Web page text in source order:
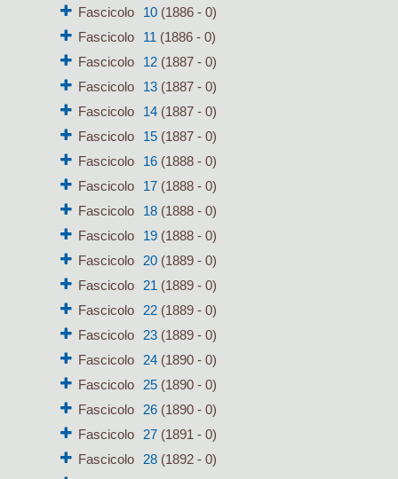
Fascicolo
10(1886 - 0)
Fascicolo
11 (1886 - 0)
Fascicolo
12(1887 - 0)
Fascicolo
13(1887 - 0)
Fascicolo
14(1887 - 0)
Fascicolo
15(1887 - 0)
Fascicolo
16(1888 - 0)
Fascicolo
17(1888 - 0)
Fascicolo
18(1888 - 0)
Fascicolo
19(1888 - 0)
Fascicolo
20(1889 - 0)
Fascicolo
21 (1889 - 0)
Fascicolo
22(1889 - 0)
Fascicolo
23(1889 - 0)
Fascicolo
24(1890 - 0)
Fascicolo
25(1890 - 0)
Fascicolo
26(1890 - 0)
Fascicolo
27(1891 - 0)
Fascicolo
28(1892 - 0)